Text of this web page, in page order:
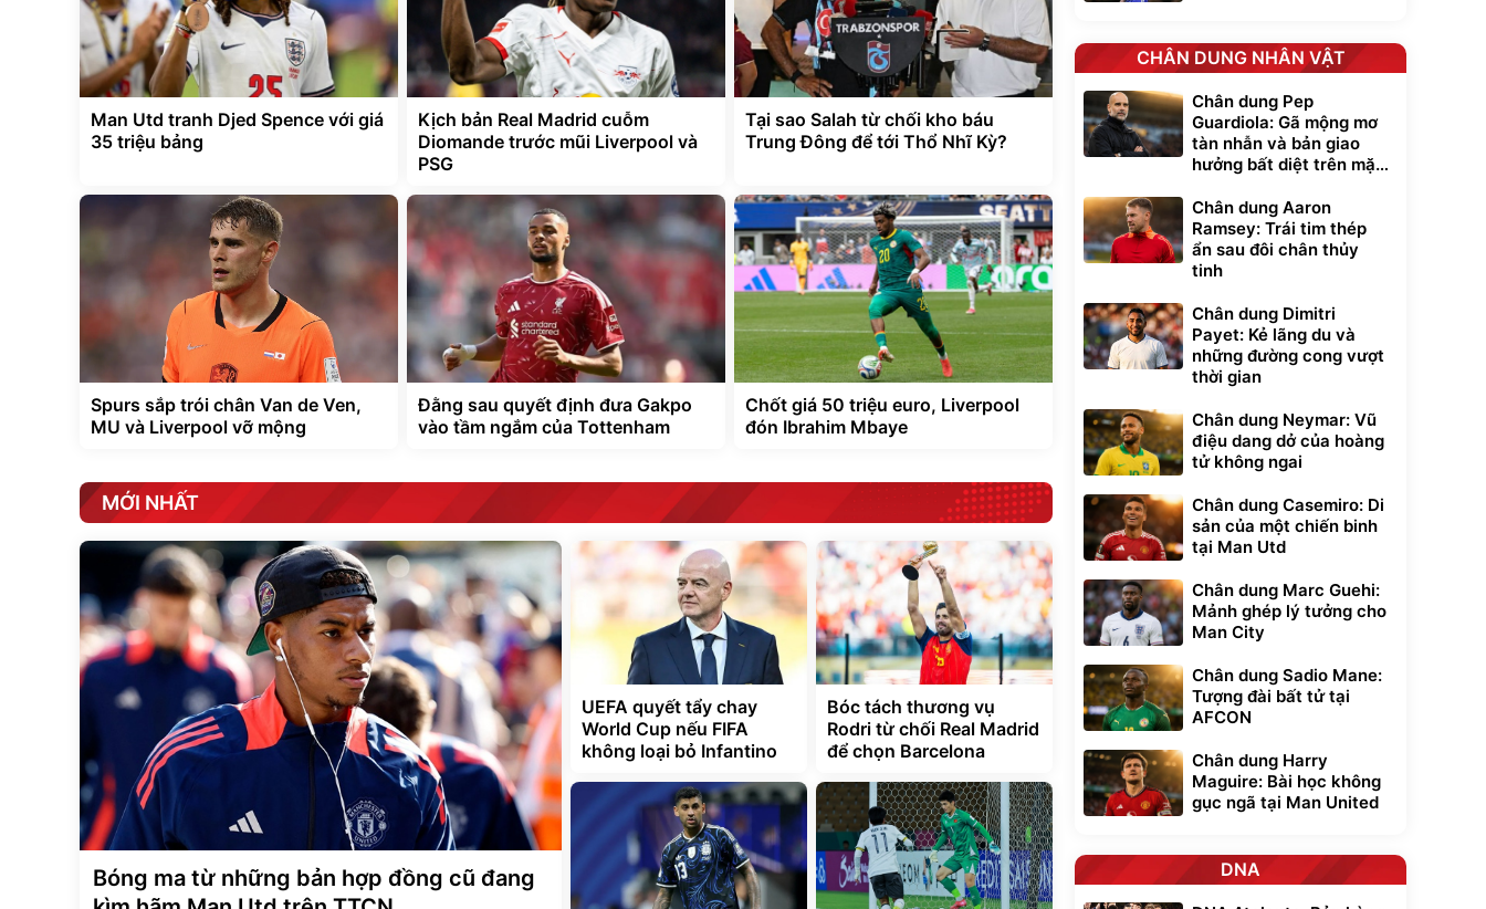
Man Utd tranh Djed Spence với giá
35 triệu bảng
Kịch bản Real Madrid cuỗm
Diomande trước mũi Liverpool và
PSG
Tại sao Salah từ chối kho báu
Trung Đông để tới Thổ Nhĩ Kỳ?
Spurs sắp trói chân Van de Ven,
MU và Liverpool vỡ mộng
Đằng sau quyết định đưa Gakpo
vào tầm ngắm của Tottenham
Chốt giá 50 triệu euro, Liverpool
đón Ibrahim Mbaye
MỚI NHẤT
Bóng ma từ những bản hợp đồng cũ đang
UEFA quyết tẩy chay
World Cup nếu FIFA
không loại bỏ Infantino
Bóc tách thương vụ
Rodri từ chối Real Madrid
để chọn Barcelona
CHÂN DUNG NHÂN VẬT
Chân dung Pep
Guardiola: Gã mộng mơ
tàn nhẫn và bản giao
hưởng bất diệt trên mặt
Chân dung Aaron
Ramsey: Trái tim thép
ẩn sau đôi chân thủy
tinh
Chân dung Dimitri
Payet: Kẻ lãng du và
những đường cong vượt
thời gian
Chân dung Neymar: Vũ
điệu dang dở của hoàng
tử không ngai
Chân dung Casemiro: Di
sản của một chiến binh
tại Man Utd
Chân dung Marc Guehi:
Mảnh ghép lý tưởng cho
Man City
Chân dung Sadio Mane:
Tượng đài bất tử tại
AFCON
Chân dung Harry
Maguire: Bài học không
gục ngã tại Man United
DNA